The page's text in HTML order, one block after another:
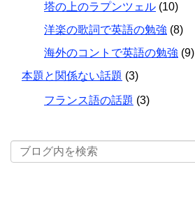
塔の上のラプンツェル (10)
洋楽の歌詞で英語の勉強 (8)
海外のコントで英語の勉強 (9)
本題と関係ない話題 (3)
フランス語の話題 (3)